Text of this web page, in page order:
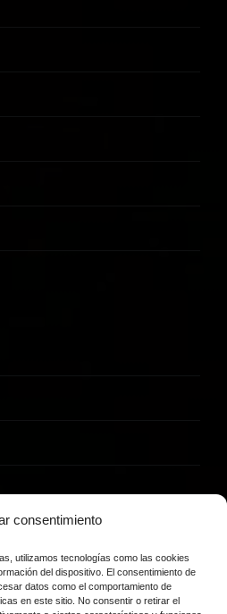
consentimiento
utilizamos tecnologías como las cookies
del dispositivo. El consentimiento de
datos como el comportamiento de
en este sitio. No consentir o retirar el